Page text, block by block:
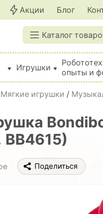
Акции Блог
Каталог
Игрушки
опыты и
Мягкие игрушки /
ВВ4615)
Поделиться